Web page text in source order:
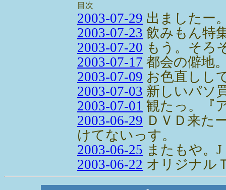
目次
2003-07-29 出ましたー
2003-07-23 飲みもん特
2003-07-20 もう。そろ
2003-07-17 都会の僻地
2003-07-09 お色直しし
2003-07-03 新しいパソ
2003-07-01 観たっ。『
2003-06-29 ＤＶＤ来た
けてないっす。
2003-06-25 またもや。J
2003-06-22 オリジナル